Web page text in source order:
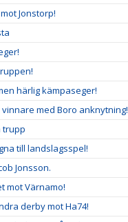
Jonstorp!
härlig kämpaseger!
med Boro anknytning!
trupp
till landslagsspel!
Jonsson.
mot Värnamo!
derby mot Ha74!